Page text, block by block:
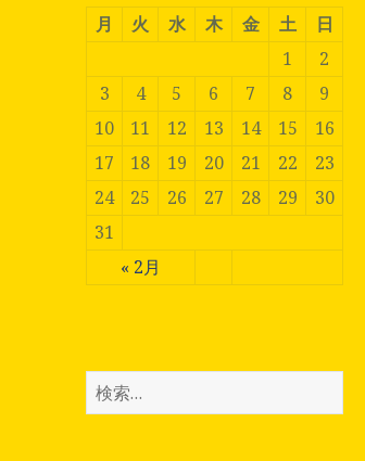
月 火 水 木 金 土 日
« 2月
1
2
3
4 5 6 7 8
9
10
11 12 13 14 15
16
17
18 19 20 21 22
23
24
25 26 27 28 29
30
31
検
索